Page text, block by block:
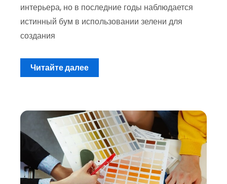
интерьера, но в последние годы наблюдается
истинный бум в использовании зелени для
создания
Читайте далее